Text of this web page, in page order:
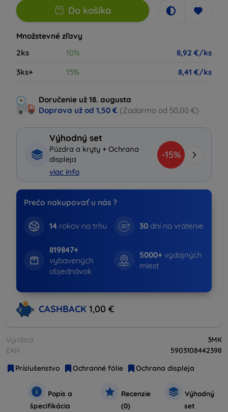
Do košíka
Množstevné zľavy
2ks
10%
8,92 €/ks
3ks+
15% 8,41 €/ks
Doručenie už 18. augusta
Doprava už od 1,50 € (Zadarmo od 50,00 €)
Výhodný set
Púzdra a kryty + Ochrana
displeja
viac info
-15%
Prečo nakupovať u nás ?
14rokov na trhu 30 dní na vrátenie
819847+
vybavených
objednávok
5000+ výdajných
miest
CASHBACK 1,00 €
Výrobca
3MK
EAN
5903108442398
Príslušenstvo
Ochranné fólie Ochrana displeja
Popis a
špecifikácia
Recenzie
(0)
Výhodný
set